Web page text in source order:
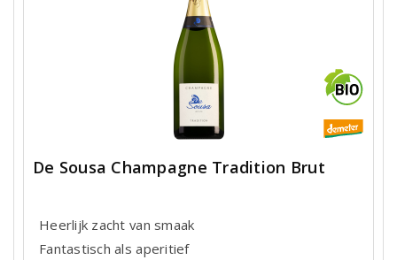
De Sousa Champagne Tradition Brut
Heerlijk zacht van smaak
Fantastisch als aperitief